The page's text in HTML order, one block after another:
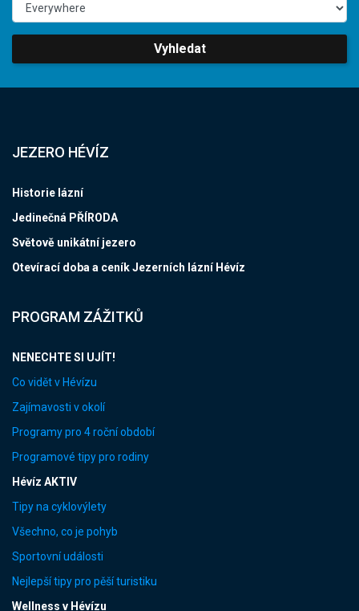
Vyhledat
JEZERO HÉVÍZ
Historie lázní
Jedinečná PŘÍRODA
Světově unikátní jezero
Otevírací doba a ceník Jezerních lázní Hévíz
PROGRAM ZÁŽITKŮ
NENECHTE SI UJÍT!
Co vidět v Hévízu
Zajímavosti v okolí
Programy pro 4 roční období
Programové tipy pro rodiny
Hévíz AKTIV
Tipy na cyklovýlety
Všechno, co je pohyb
Sportovní události
Nejlepší tipy pro pěší turistiku
Wellness v Hévízu